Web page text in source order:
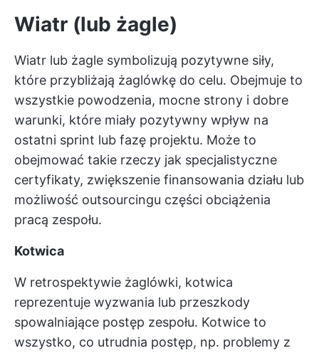
Wiatr (lub żagle)
Wiatr lub żagle symbolizują pozytywne siły,
które przybliżają żaglówkę do celu. Obejmuje to
wszystkie powodzenia, mocne strony i dobre
warunki, które miały pozytywny wpływ na
ostatni sprint lub fazę projektu. Może to
obejmować takie rzeczy jak specjalistyczne
certyfikaty, zwiększenie finansowania działu lub
możliwość outsourcingu części obciążenia
pracą zespołu.
Kotwica
W retrospektywie żaglówki, kotwica
reprezentuje wyzwania lub przeszkody
spowalniające postęp zespołu. Kotwice to
wszystko, co utrudnia postęp, np. problemy z